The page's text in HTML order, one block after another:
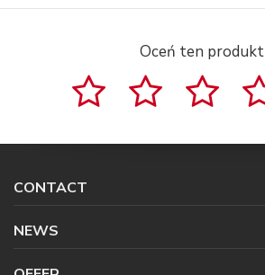
Oceń ten produkt
CONTACT
NEWS